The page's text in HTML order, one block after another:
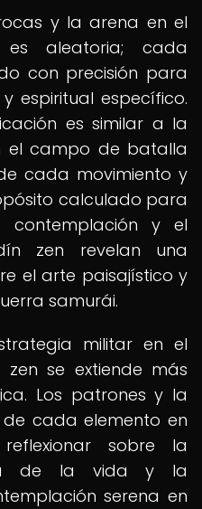
y la arena en el
aleatoria; cada
con precisión para
espiritual específico.
es similar a la
el campo de batalla
cada movimiento y
calculado para
y el
zen revelan una
el arte paisajístico y
samurái.
militar en el
se extiende más
Los patrones y la
cada elemento en
sobre la
de la vida y la
serena en